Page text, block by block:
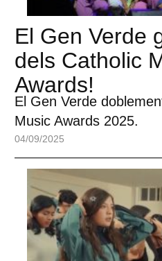
El Gen Verde
dels Catholic
Awards!
El Gen Verde
Music Awards 2025.
04/09/2025